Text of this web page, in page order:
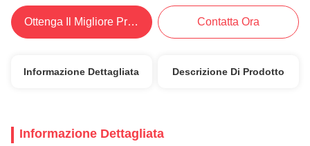
Ottenga Il Migliore Prezzo Contatta Ora
Informazione Dettagliata Descrizione Di Prodotto
Informazione Dettagliata